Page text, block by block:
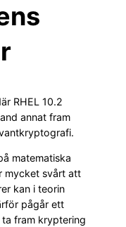
RHEL 10.2
annat fram
matematiska
mycket svårt att
kan i teorin
pågår ett
fram kryptering